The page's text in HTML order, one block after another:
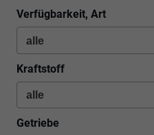
Verfügbarkeit, Art
Kraftstoff
Getriebe